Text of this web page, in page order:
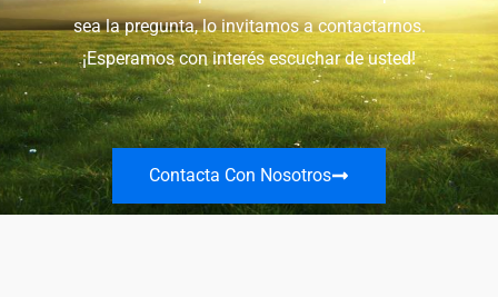
sea la pregunta, lo invitamos a contactarnos.
¡Esperamos con interés escuchar de usted!
Contacta Con Nosotros